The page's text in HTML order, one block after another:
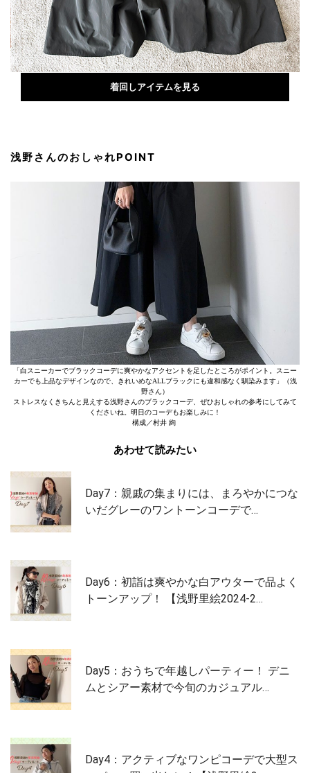
着回しアイテムを見る
浅野さんのおしゃれPOINT
「白スニーカーでブラックコーデに爽やかなアクセントを足したところがポイント。スニー
カーでも上品なデザインなので、きれいめなALLブラックにも違和感なく馴染みます」（浅
野さん）
ストレスなくきちんと見えする浅野さんのブラックコーデ、ぜひおしゃれの参考にしてみて
くださいね。明日のコーデもお楽しみに！
構成／村井 絢
あわせて読みたい
Day7：親戚の集まりには、まろやかにつな
いだグレーのワントーンコーデで…
Day6：初詣は爽やかな白アウターで品よく
トーンアップ！ 【浅野里絵2024-2…
Day5：おうちで年越しパーティー！ デニ
ムとシアー素材で今旬のカジュアル…
Day4：アクティブなワンピコーデで大型ス